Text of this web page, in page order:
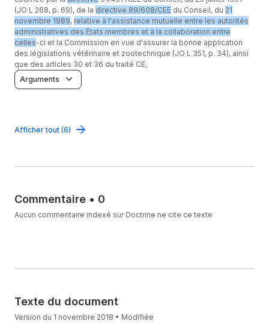
(JO L 268, p. 69), de la directive 89/608/CEE du Conseil, du 21
novembre 1989, relative à l'assistance mutuelle entre les autorités
administratives des États membres et à la collaboration entre
celles-ci et la Commission en vue d'assurer la bonne application
des législations vétérinaire et zootechnique (JO L 351, p. 34), ainsi
que des articles 30 et 36 du traité CE,
Arguments
Afficher tout (6)
Commentaire • 0
Aucun commentaire indexé sur Doctrine ne cite ce texte
Texte du document
Version du 1 novembre 2018 • Modifiée